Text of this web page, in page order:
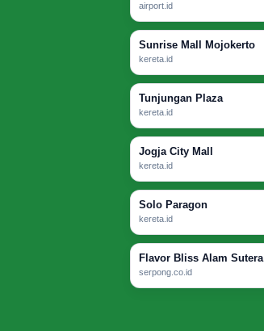
airport.id
Sunrise Mall Mojokerto
kereta.id
Tunjungan Plaza
kereta.id
Jogja City Mall
kereta.id
Solo Paragon
kereta.id
Flavor Bliss Alam Sutera
serpong.co.id